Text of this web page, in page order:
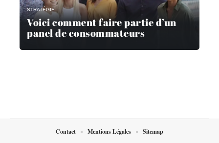
STRATÉGIE
Voici comment faire partie d’un
panel de consommateurs
Contact Mentions Légales Sitemap